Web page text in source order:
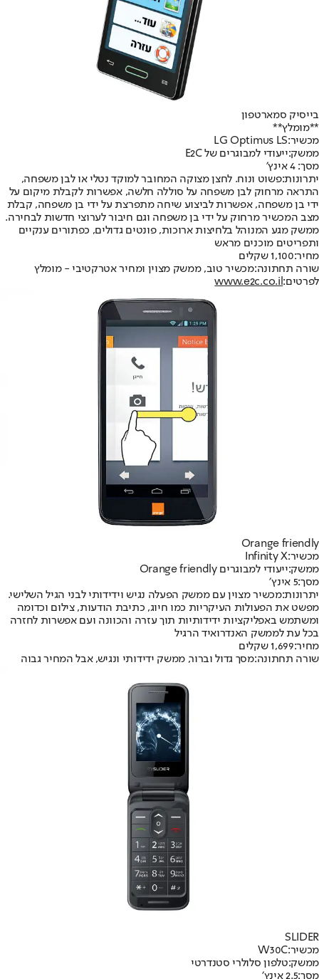
בייסיק סמארטפון
**מומלץ**
מכשיר:LG Optimus LS
ממשק:ייעודי למבוגרים של E2C
מסך: 4 אינץ׳
יתרונות:פשוט ונוח. לחצן מצוקה המחובר למוקד נטלי או לבן משפחה,
התראה מרחוק לבן משפחה על סוללה חלשה, אפשרות לקבלת מיקום על
ידי בן משפחה, אפשרות לביצוע שיחה מתפרצת על ידי בן משפחה, קבלת
מצב המכשיר מרחוק על ידי בן משפחה וגם חיבור לערוצי חדשות לבחירה.
ממשק מגע המנוהל בלחיצות ארוכות, פונטים גדולים, כפתורים ענקיים
ותפריטים מוכנים מראש
מחיר:1,100 שקלים
שורה תחתונה:מכשיר טוב, ממשק מצוין ומחיר אטרקטיבי - מומלץ
לפרטים: www.e2c.co.il
Orange friendly
מכשיר:Infinity X
ממשק:ייעודי למבוגרים Orange friendly
מסך:5 אינץ׳
יתרונות:מכשיר מצוין עם ממשק הפעלה נגיש וידידותי לבני הגיל השלישי.
מפשט את הפעולות העיקריות כמו חיוג, כתיבת הודעות, צילום וכדומה
ומשתמש באפליקציות ידידותיות תוך עזרה והכוונה ועם אפשרות לחזרה
בכל עת לממשק האנדרואיד הרגיל
מחיר:1,699 שקלים
שורה תחתונה:מסך גדול וברור, ממשק ידידותי ונגיש, אבל המחיר גבוה
SLIDER
מכשיר:W30C
ממשק:טלפון סלולרי סטנדרטי
מסך:2.5 אינץ׳